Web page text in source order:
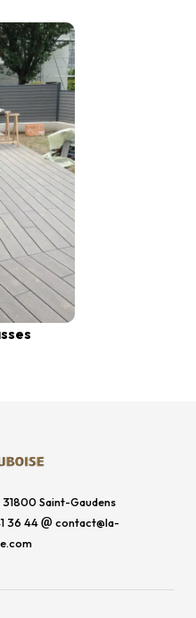
Saint-Gaudens
36 44
contact@la-